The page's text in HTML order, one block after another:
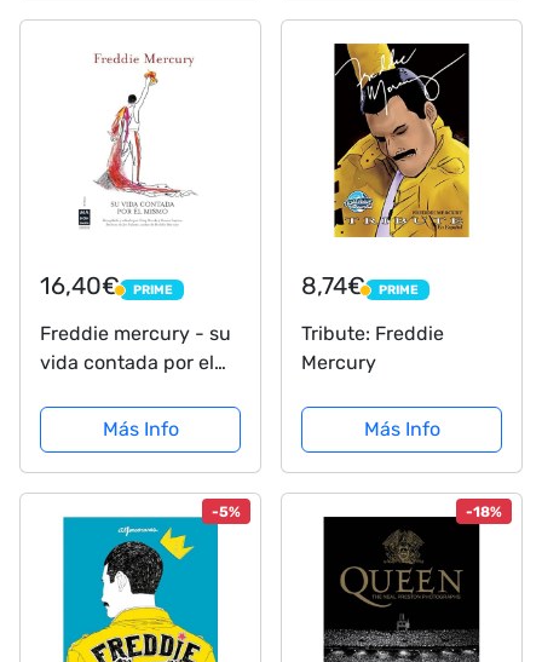
16,40€ PRIME
PRIME
Freddie mercury - su
vida contada por el
Non Troppo)
Más Info
8,74€ PRIME
PRIME
Tribute: Freddie
Mercury
Más Info
-5% -18%